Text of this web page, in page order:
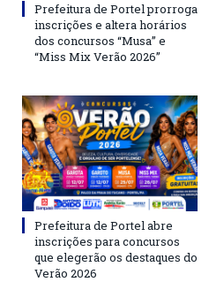
Prefeitura de Portel prorroga
inscrições e altera horários
dos concursos “Musa” e
“Miss Mix Verão 2026”
Prefeitura de Portel abre
inscrições para concursos
que elegerão os destaques do
Verão 2026